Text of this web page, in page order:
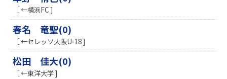
［ ←横浜FC ]
春名 竜聖(0)
［ ←セレッソ大阪U-18 ]
松田 佳大(0)
［ ←東洋大学 ]